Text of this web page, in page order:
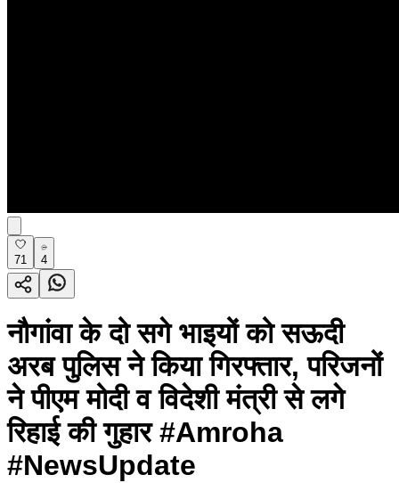
71 4
नौगांवा के दो सगे भाइयों को सऊदी
अरब पुलिस ने किया गिरफ्तार, परिजनों
ने पीएम मोदी व विदेशी मंत्री से लगे
रिहाई की गुहार #Amroha
#NewsUpdate